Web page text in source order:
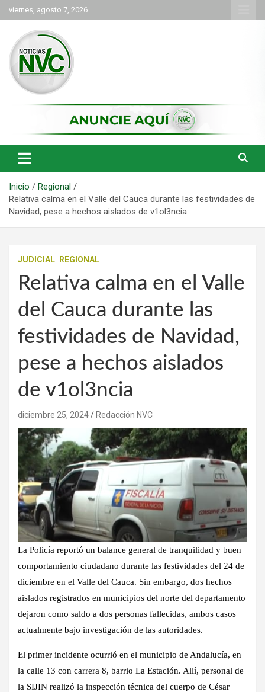
Saltar
al
contenido
viernes, agosto 7, 2026
NVC Noticias
Inicio
Regional
Relativa calma en el Valle del Cauca durante las festividades de
Navidad, pese a hechos aislados de v1ol3ncia
JUDICIAL REGIONAL
Relativa calma en el Valle
del Cauca durante las
festividades de Navidad,
pese a hechos aislados
de v1ol3ncia
diciembre 25, 2024 Redacción NVC
La Policía reportó un balance general de tranquilidad y buen
comportamiento ciudadano durante las festividades del 24 de
diciembre en el Valle del Cauca. Sin embargo, dos hechos
aislados registrados en municipios del norte del departamento
dejaron como saldo a dos personas fallecidas, ambos casos
actualmente bajo investigación de las autoridades.
El primer incidente ocurrió en el municipio de Andalucía, en
la calle 13 con carrera 8, barrio La Estación. Allí, personal de
la SIJIN realizó la inspección técnica del cuerpo de César